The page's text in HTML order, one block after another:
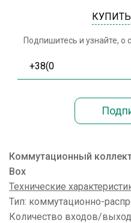
Подпишитесь и узнайте, о
Коммутационный
Box
Технические
Тип: коммутационно-
Количество входов/